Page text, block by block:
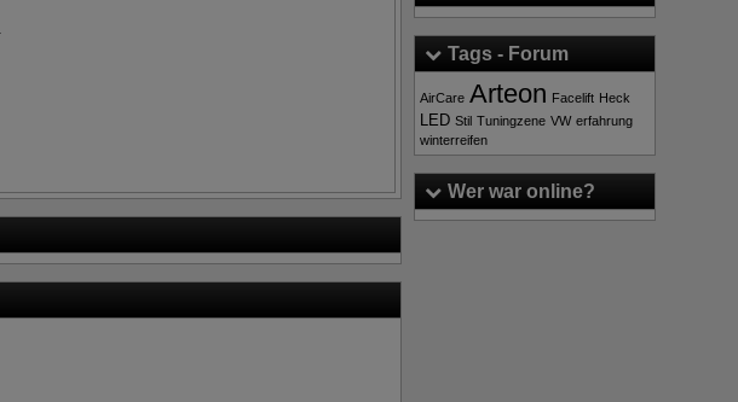
Tags - Forum
AirCare Arteon Facelift Heck
LED Stil Tuningzene VW erfahrung
winterreifen
Wer war online?